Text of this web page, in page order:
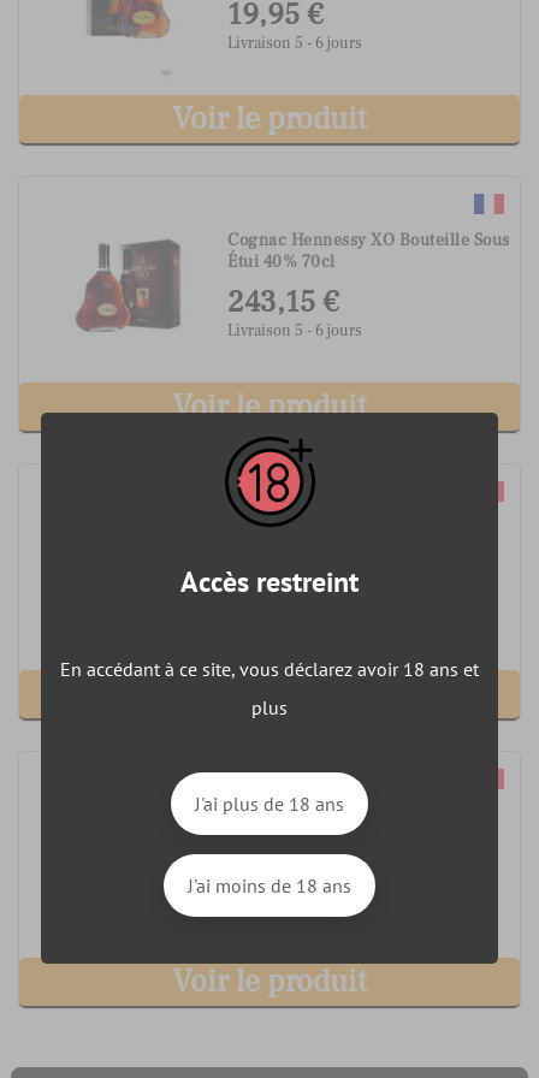
19,95 €
Livraison 5 - 6 jours
Voir le produit
Cognac Hennessy XO Bouteille Sous
Étui 40% 70cl
243,15 €
Livraison 5 - 6 jours
Voir le produit
Cognac Hennessy Very Special OP
72,75 €
Voir le produit
Cognac Hennessy Very Special
Magnum 40% 150cl
127,81 €
Livraison 5 - 6 jours
Voir le produit
Accès restreint
En accédant à ce site, vous déclarez avoir 18 ans et
plus
J'ai plus de 18 ans
J'ai moins de 18 ans